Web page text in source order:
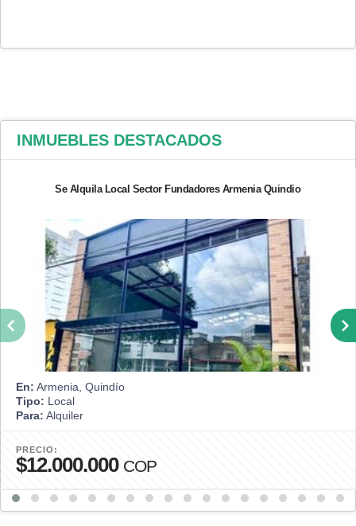
INMUEBLES DESTACADOS
Se Alquila Local Sector Fundadores Armenia Quindio
En: Armenia, Quindío
Tipo: Local
Para: Alquiler
PRECIO:
$12.000.000 COP